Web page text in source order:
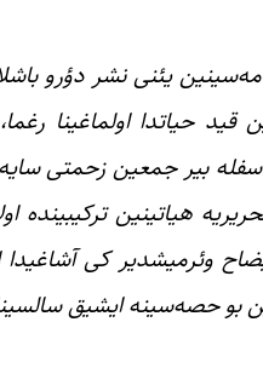
یئنی نشر دؤرو
قید حیاتدا اولماغینا
چوخ تاسفله بیر جمعین
هیاتینین ترکیبینده
وئرمیشدیر کی آشاغیدا
بو حصه‌سینه ایشیق